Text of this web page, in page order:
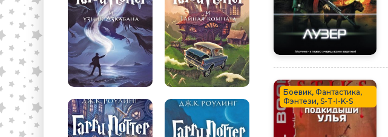
Боевик, Фантастика,
Фэнтези, S-T-I-K-S